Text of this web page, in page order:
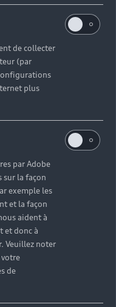
d’occasion
S et RS
de chez vous
modèle et par
de collecter
(par
plus
par Adobe
sur la façon
exemple les
et la façon
aident à
et donc à
Veuillez noter
de